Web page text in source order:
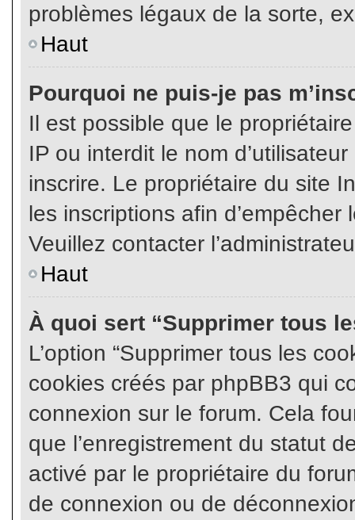
problèmes légaux de la sorte,
Haut
Pourquoi ne puis-je pas
Il est possible que le
IP ou interdit le nom
inscrire. Le propriétaire du site
les inscriptions afin d’empêcher
Veuillez contacter
Haut
À quoi sert “Supprimer tous
L’option “Supprimer tous les
cookies créés par phpBB3 qui
connexion sur le forum. Cela
que l’enregistrement du statut
activé par le propriétaire du
de connexion ou de